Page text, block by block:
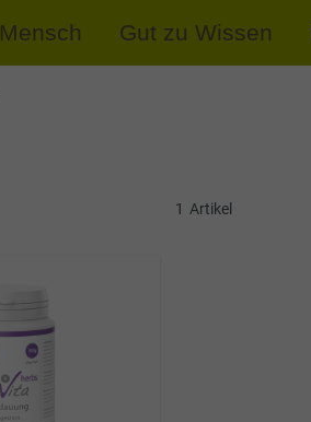
Mensch Gut zu Wissen
1 Artikel